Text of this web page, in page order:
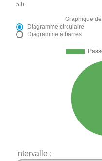
5th.
Graphique
Diagramme circulaire
Diagramme à barres
Intervalle :